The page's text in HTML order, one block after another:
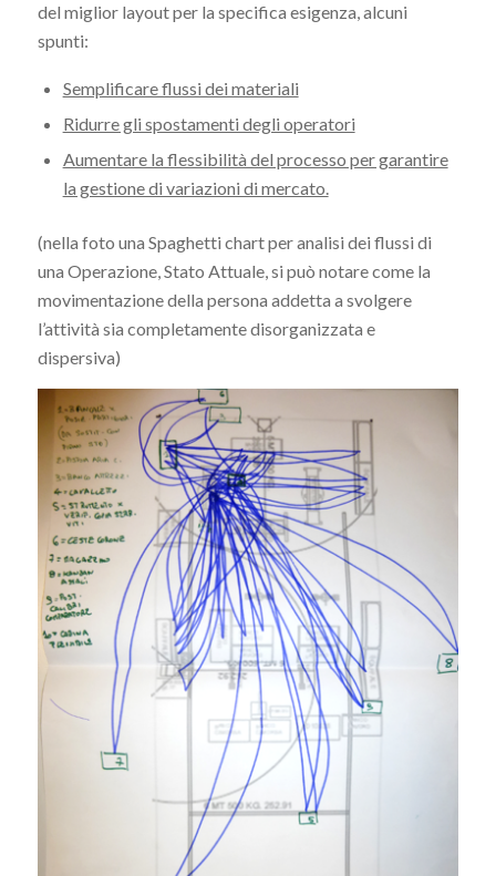
del miglior layout per la specifica esigenza, alcuni
spunti:
Semplificare flussi dei materiali
Ridurre gli spostamenti degli operatori
Aumentare la flessibilità del processo per garantire
la gestione di variazioni di mercato.
(nella foto una Spaghetti chart per analisi dei flussi di
una Operazione, Stato Attuale, si può notare come la
movimentazione della persona addetta a svolgere
l’attività sia completamente disorganizzata e
dispersiva)